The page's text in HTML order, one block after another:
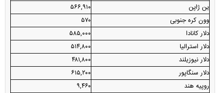
ین ژاپن
۵۶۶,۹۱۰
وون کره جنوبی
۵۷۰
دلار کانادا
۵۸۵,۰۰۰
دلار استرالیا
۵۱۴,۸۰۰
دلار نیوزیلند
۴۸۱,۸۰۰
دلار سنگاپور
۶۱۵,۲۰۰
روپیه هند
۹,۴۶۰